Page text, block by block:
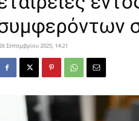
Σεπτεμβρίου 2025, 14:21